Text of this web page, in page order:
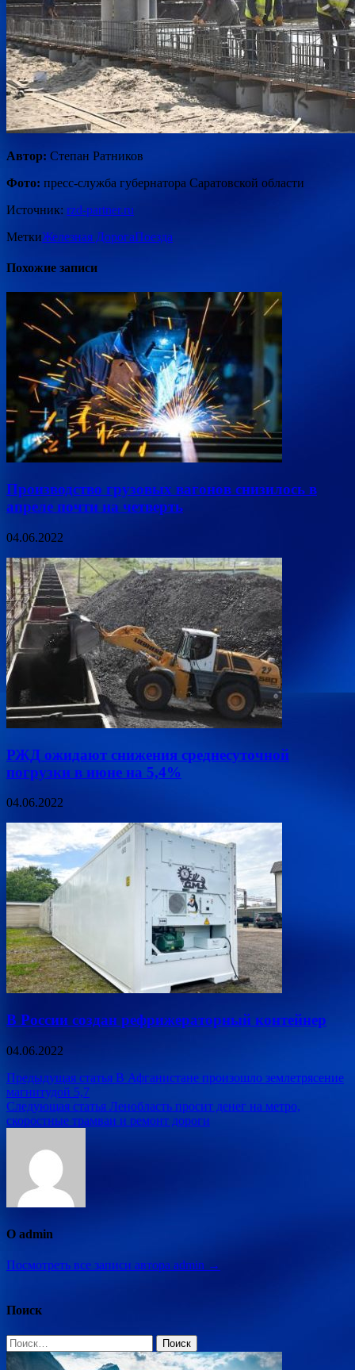
Автор: Степан Ратников
Фото: пресс-служба губернатора Саратовской области
Источник: rzd-partner.ru
МеткиЖелезная ДорогаПоезда
Похожие записи
Производство грузовых вагонов снизилось в
апреле почти на четверть
04.06.2022
РЖД ожидают снижения среднесуточной
погрузки в июне на 5,4%
04.06.2022
В России создан рефрижераторный контейнер
04.06.2022
Навигация
по
записям
Предыдущая статья В Афганистане произошло землетрясение
магнитудой 5,7
Следующая статья Ленобласть просит денег на метро,
скоростные трамваи и ремонт дороги
О admin
Посмотреть все записи автора admin →
Поиск
Найти: